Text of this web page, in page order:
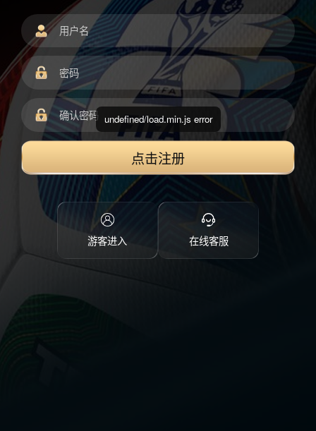
点击注册
游客进入 在线客服
undefined/load.min.js error